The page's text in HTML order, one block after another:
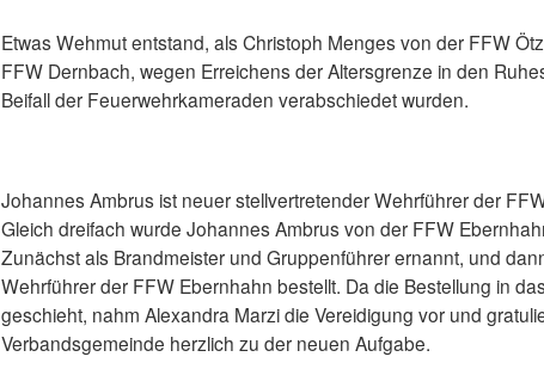
Etwas Wehmut entstand, als Christoph Menges von der FFW
FFW Dernbach, wegen Erreichens der Altersgrenze in den
Beifall der Feuerwehrkameraden verabschiedet wurden.
Johannes Ambrus ist neuer stellvertretender Wehrführer der
Gleich dreifach wurde Johannes Ambrus von der FFW
Zunächst als Brandmeister und Gruppenführer ernannt, und
Wehrführer der FFW Ebernhahn bestellt. Da die Bestellung in
geschieht, nahm Alexandra Marzi die Vereidigung vor und
Verbandsgemeinde herzlich zu der neuen Aufgabe.